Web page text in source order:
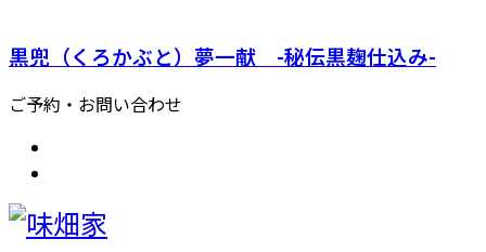
黒兜（くろかぶと）夢一献 -秘伝黒麹仕込み-
ご予約・お問い合わせ